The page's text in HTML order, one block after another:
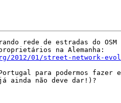
rede de estradas do OSM
2012/01/street-network-
para podermos fazer
já ainda não deve dar!)?